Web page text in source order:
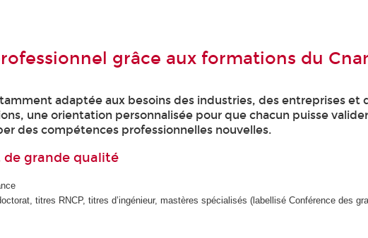
grâce aux formations du
adaptée aux besoins des industries, des entreprises et
une orientation personnalisée pour que chacun puisse
des compétences professionnelles nouvelles.
grande qualité
titres RNCP, titres d’ingénieur, mastères spécialisés (labellisé Conférence des